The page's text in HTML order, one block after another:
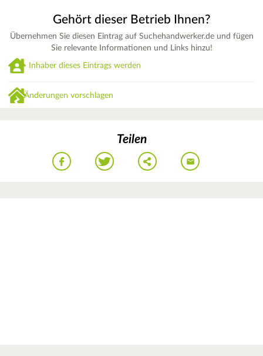
Gehört dieser Betrieb Ihnen?
Übernehmen Sie diesen Eintrag auf Suchehandwerker.de und fügen
Sie relevante Informationen und Links hinzu!
Inhaber dieses Eintrags werden
Änderungen vorschlagen
Teilen